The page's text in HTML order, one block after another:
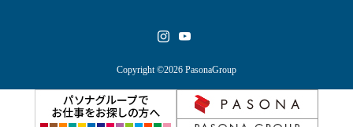
Copyright ©2026 PasonaGroup